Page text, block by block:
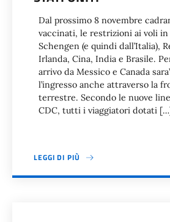
Dal prossimo 8 novembre
vaccinati, le restrizioni ai voli in
Schengen (e quindi dall’Italia),
Irlanda, Cina, India e Brasile.
arrivo da Messico e Canada
l’ingresso anche attraverso la
terrestre. Secondo le nuove
CDC, tutti i viaggiatori dotati
LEGGI DI PIÙ